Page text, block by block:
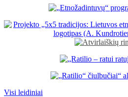
Visi leidiniai